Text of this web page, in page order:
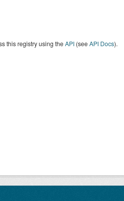
this registry using theAPI(seeAPI Docs).